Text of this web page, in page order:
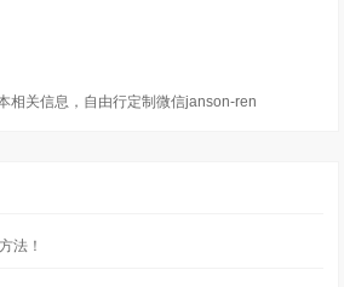
相关信息，自由行定制微信janson-ren
法！